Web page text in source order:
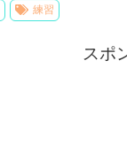
練習
スポ